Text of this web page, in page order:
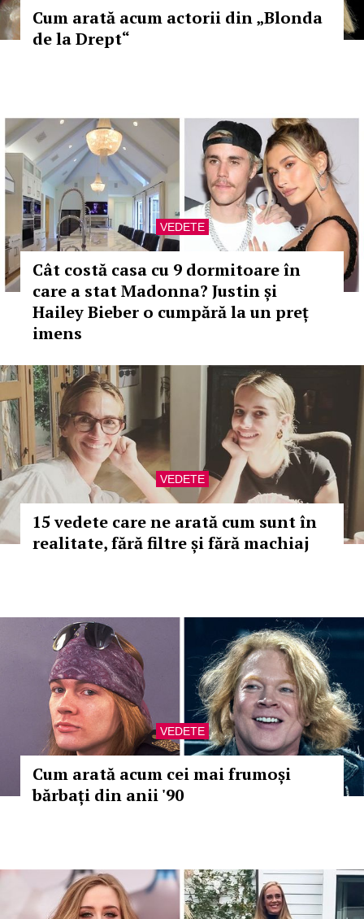
Cum arată acum actorii din „Blonda
de la Drept“
VEDETE
Cât costă casa cu 9 dormitoare în
care a stat Madonna? Justin și
Hailey Bieber o cumpără la un preț
imens
VEDETE
15 vedete care ne arată cum sunt în
realitate, fără filtre și fără machiaj
VEDETE
Cum arată acum cei mai frumoși
bărbați din anii '90